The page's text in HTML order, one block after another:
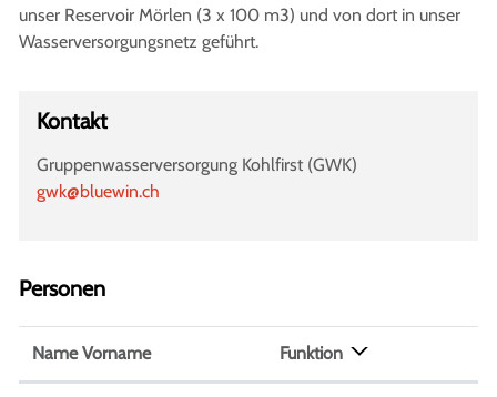
unser Reservoir Mörlen (3 x 100 m3) und von dort in unser
Wasserversorgungsnetz geführt.
Kontakt
Gruppenwasserversorgung Kohlfirst (GWK)
gwk@bluewin.ch
Personen
Name Vorname Funktion